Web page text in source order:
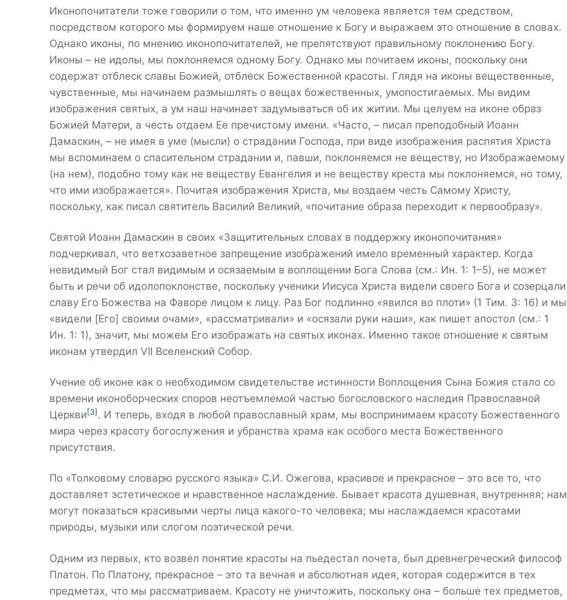
Иконопочитатели тоже говорили о том, что именно ум человека является тем средством,
посредством которого мы формируем наше отношение к Богу и выражаем это отношение в словах.
Однако иконы, по мнению иконопочитателей, не препятствуют правильному поклонению Богу.
Иконы – не идолы, мы поклоняемся одному Богу. Однако мы почитаем иконы, поскольку они
содержат отблеск славы Божией, отблеск Божественной красоты. Глядя на иконы вещественные,
чувственные, мы начинаем размышлять о вещах божественных, умопостигаемых. Мы видим
изображения святых, а ум наш начинает задумываться об их житии. Мы целуем на иконе образ
Божией Матери, а честь отдаем Ее пречистому имени. «Часто, – писал преподобный Иоанн
Дамаскин, – не имея в уме (мысли) о страдании Господа, при виде изображения распятия Христа
мы вспоминаем о спасительном страдании и, павши, поклоняемся не веществу, но Изображаемому
(на нем), подобно тому как не веществу Евангелия и не веществу креста мы поклоняемся, но тому,
что ими изображается». Почитая изображения Христа, мы воздаем честь Самому Христу,
поскольку, как писал святитель Василий Великий, «почитание образа переходит к первообразу».
Святой Иоанн Дамаскин в своих «Защитительных словах в поддержку иконопочитания»
подчеркивал, что ветхозаветное запрещение изображений имело временный характер. Когда
невидимый Бог стал видимым и осязаемым в воплощении Бога Слова (см.: Ин. 1: 1–5), не может
быть и речи об идолопоклонстве, поскольку ученики Иисуса Христа видели своего Бога и созерцали
славу Его Божества на Фаворе лицом к лицу. Раз Бог подлинно «явился во плоти» (1 Тим. 3: 16) и мы
«видели [Его] своими очами», «рассматривали» и «осязали руки наши», как пишет апостол (см.: 1
Ин. 1: 1), значит, мы можем Его изображать на святых иконах. Именно такое отношение к святым
иконам утвердил VII Вселенский Собор.
Учение об иконе как о необходимом свидетельстве истинности Воплощения Сына Божия стало со
времени иконоборческих споров неотъемлемой частью богословского наследия Православной
Церкви [3] . И теперь, входя в любой православный храм, мы воспринимаем красоту Божественного
мира через красоту богослужения и убранства храма как особого места Божественного
присутствия.
По «Толковому словарю русского языка» С.И. Ожегова, красивое и прекрасное – это все то, что
доставляет эстетическое и нравственное наслаждение. Бывает красота душевная, внутренняя; нам
могут показаться красивыми черты лица какого-то человека; мы наслаждаемся красотами
природы, музыки или слогом поэтической речи.
Одним из первых, кто возвел понятие красоты на пьедестал почета, был древнегреческий философ
Платон. По Платону, прекрасное – это та вечная и абсолютная идея, которая содержится в тех
предметах, что мы рассматриваем. Красоту не уничтожить, поскольку она – больше тех предметов,